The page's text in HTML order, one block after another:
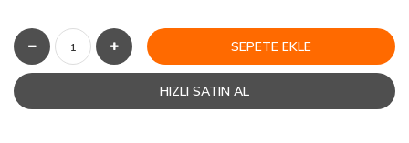
SEPETE EKLE
HIZLI SATIN AL